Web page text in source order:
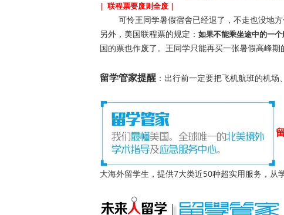
| 联程票要废则全废 |
可怜王同学暑假宿舍已经退了，不走也没地方
另外，美国联程票的规定： 如果不能乘坐途中的一
国的票也作废了。王同学只能再买一张暑假高峰
留学管家提醒 ：出行前一定要把飞机航班的机场
大海外留学生，提供7大类近50种超实用服务，从